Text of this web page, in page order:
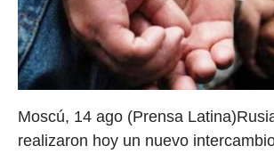
Moscú, 14 ago (Prensa
realizaron hoy un nuevo